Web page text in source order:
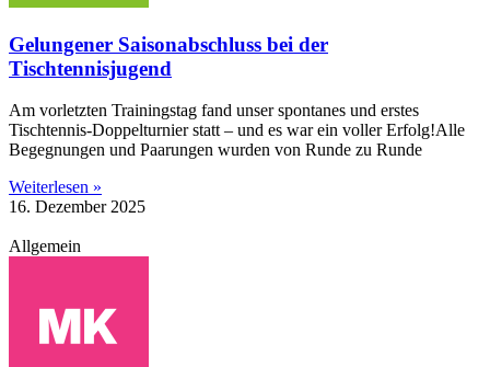
Gelungener Saisonabschluss bei der
Tischtennisjugend
Am vorletzten Trainingstag fand unser spontanes und erstes
Tischtennis-Doppelturnier statt – und es war ein voller Erfolg!Alle
Begegnungen und Paarungen wurden von Runde zu Runde
Weiterlesen »
16. Dezember 2025
Allgemein